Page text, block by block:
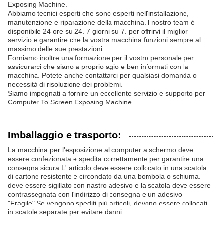
Exposing Machine.
Abbiamo tecnici esperti che sono esperti nell'installazione,
manutenzione e riparazione della macchina.Il nostro team è
disponibile 24 ore su 24, 7 giorni su 7, per offrirvi il miglior
servizio e garantire che la vostra macchina funzioni sempre al
massimo delle sue prestazioni..
Forniamo inoltre una formazione per il vostro personale per
assicurarci che siano a proprio agio e ben informati con la
macchina. Potete anche contattarci per qualsiasi domanda o
necessità di risoluzione dei problemi.
Siamo impegnati a fornire un eccellente servizio e supporto per
Computer To Screen Exposing Machine.
Imballaggio e trasporto:
La macchina per l'esposizione al computer a schermo deve
essere confezionata e spedita correttamente per garantire una
consegna sicura.L' articolo deve essere collocato in una scatola
di cartone resistente e circondato da una bombola o schiuma.
deve essere sigillato con nastro adesivo e la scatola deve essere
contrassegnata con l'indirizzo di consegna e un adesivo
"Fragile".Se vengono spediti più articoli, devono essere collocati
in scatole separate per evitare danni.